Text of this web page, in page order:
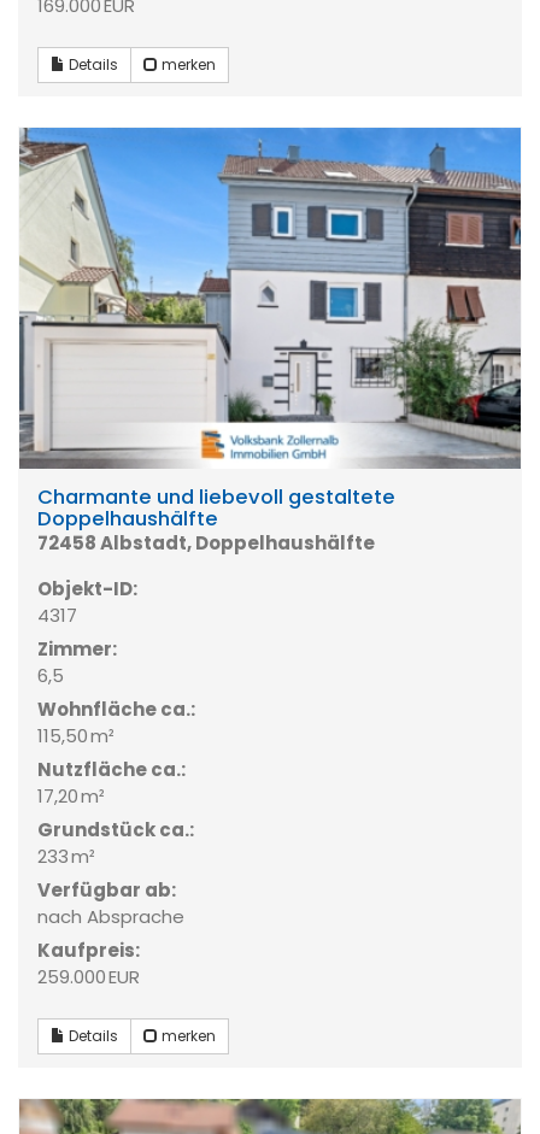
169.000 EUR
Details merken
Charmante und liebevoll gestaltete
Doppelhaushälfte
72458 Albstadt, Doppelhaushälfte
Objekt-ID:
4317
Zimmer:
6,5
Wohnfläche ca.:
115,50 m²
Nutzfläche ca.:
17,20 m²
Grund­stück ca.:
233 m²
Verfügbar ab:
nach Absprache
Kaufpreis:
259.000 EUR
Details merken